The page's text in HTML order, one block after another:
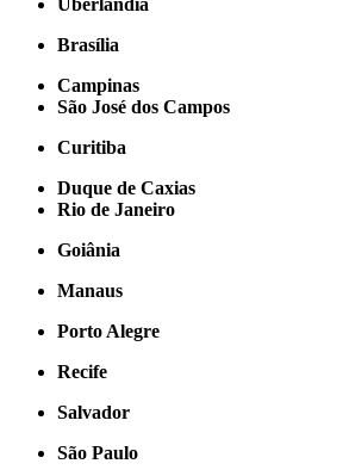
Uberlândia
Brasília
Campinas
São José dos Campos
Curitiba
Duque de Caxias
Rio de Janeiro
Goiânia
Manaus
Porto Alegre
Recife
Salvador
São Paulo